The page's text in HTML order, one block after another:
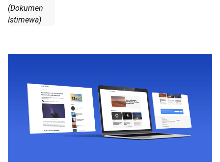
(Dokumen
Istimewa)